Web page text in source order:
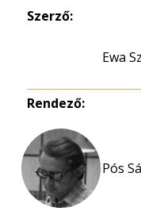
Szerző:
Ewa
Rendező:
Pós